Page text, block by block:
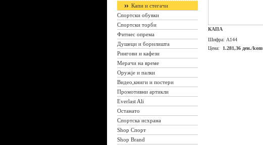
Капи и стегачи
Спортски обувки
Спортски торби
Фитнес опрема
Душеци и борилишта
Рингови и кафези
Мерачи на време
Оружје и палки
Видео,книги и постери
Промотивни артикли
Everlast Ali
Останато
Спортска исхрана
Shop Спорт
Shop Brand
КАПА
Шифра: A144
Цена:
1.281,36 ден./kom